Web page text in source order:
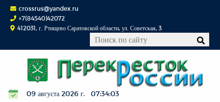
crossrus@yandex.ru
+7(84540)42072
412031, г. Ртищево Саратовской области, ул. Советская, 3
09 августа 2026 г. 07:34:03